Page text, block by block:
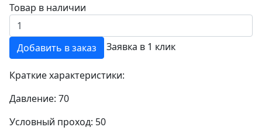
Товар в наличии
Добавить в заказ Заявка в 1 клик
Краткие характеристики:
Давление: 70
Условный проход: 50